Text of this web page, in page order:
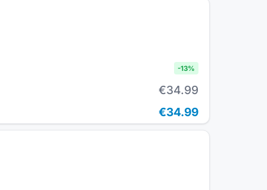
-13%
€34.99
€34.99